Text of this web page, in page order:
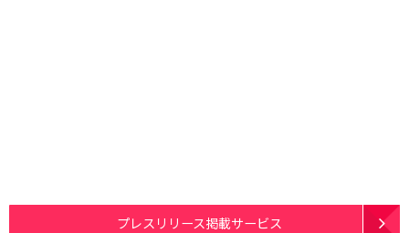
プレスリリース掲載サービス